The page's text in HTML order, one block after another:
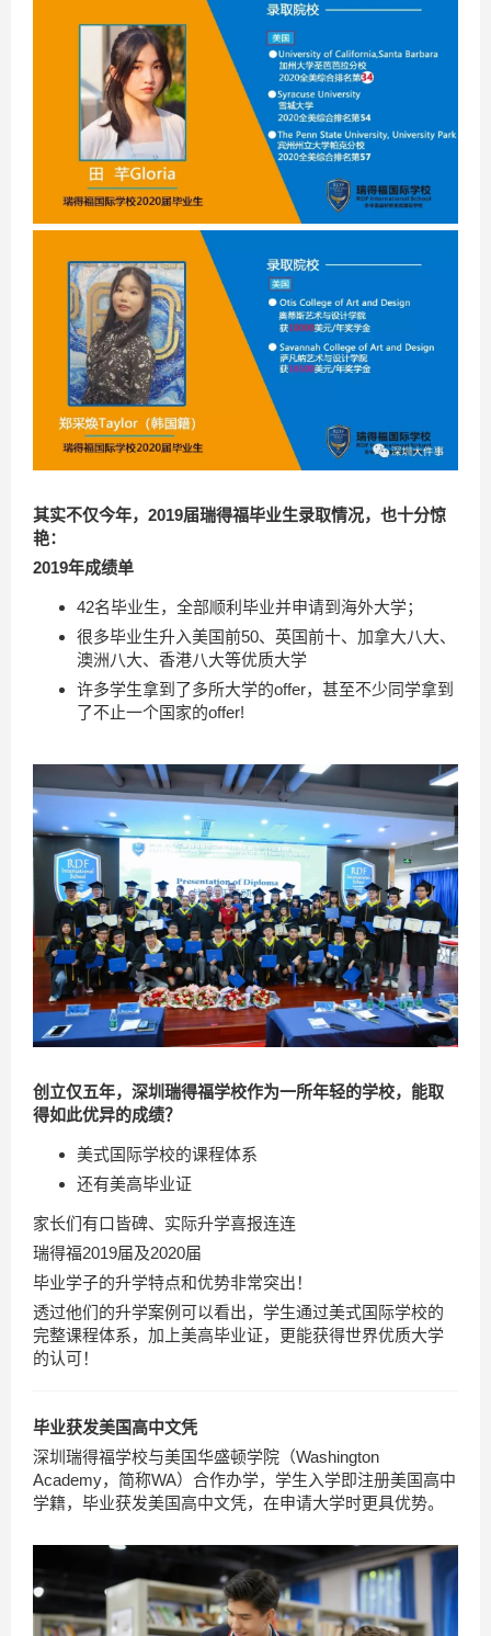
其实不仅今年， 2019届瑞得福毕业生录取情况，也十分惊
艳：
2019年成绩单
42名毕业生，全部顺利毕业并申请到海外大学；
很多毕业生升入美国前50、英国前十、加拿大八大、
澳洲八大、香港八大等优质大学
许多学生拿到了多所大学的offer，甚至不少同学拿到
了不止一个国家的offer!
创立仅五年，深圳瑞得福学校作为一所年轻的学校，能取
得如此优异的成绩？
美式国际学校的课程体系
还有美高毕业证
家长们有口皆碑、实际升学喜报连连
瑞得福2019届及2020届
毕业学子的升学特点和优势非常突出！
透过他们的升学案例可以看出，学生通过美式国际学校的
完整课程体系，加上美高毕业证，更能获得世界优质大学
的认可！
毕业获发美国高中文凭
深圳瑞得福学校与美国华盛顿学院（Washington
Academy，简称WA）合作办学，学生入学即注册美国高中
学籍，毕业获发美国高中文凭，在申请大学时更具优势。